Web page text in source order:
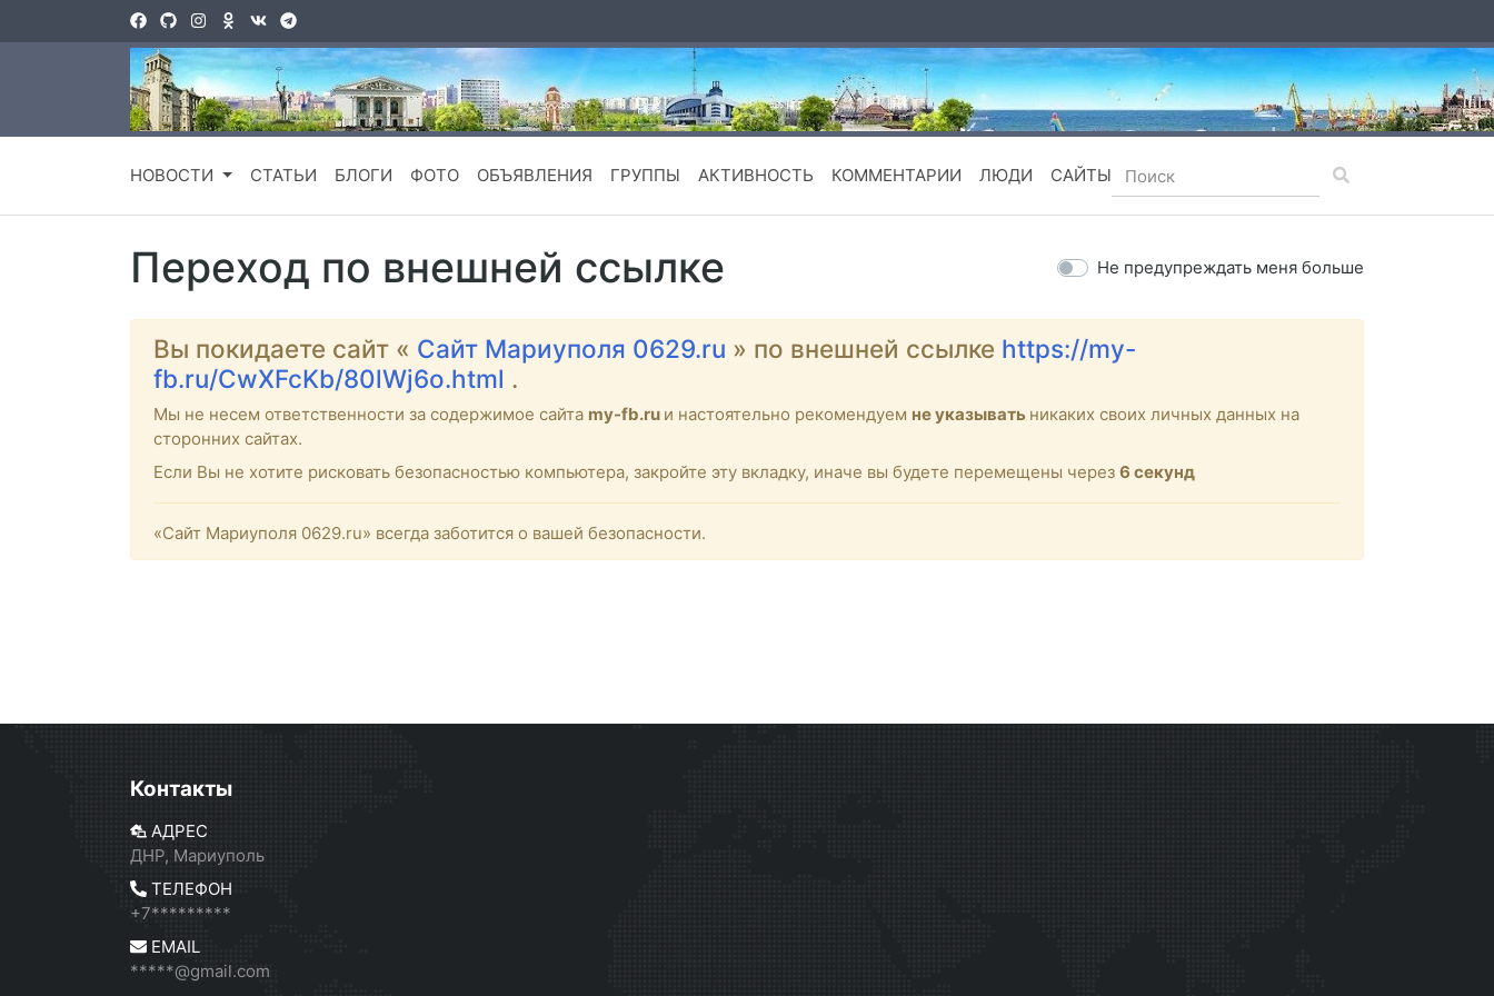
НОВОСТИ СТАТЬИ БЛОГИ ФОТО ОБЪЯВЛЕНИЯ ГРУППЫ АКТИВНОСТЬ КОММЕНТАРИИ ЛЮДИ САЙТЫ
Переход по внешней ссылке Не предупреждать меня больше
Вы покидаете сайт « Сайт Мариуполя 0629.ru » по внешней ссылке https://my-
fb.ru/CwXFcKb/80lWj6o.html .
Мы не несем ответственности за содержимое сайта my-fb.ru и настоятельно рекомендуем не указывать никаких своих личных данных на
сторонних сайтах.
Если Вы не хотите рисковать безопасностью компьютера, закройте эту вкладку, иначе вы будете перемещены через 6 секунд
«Сайт Мариуполя 0629.ru» всегда заботится о вашей безопасности.
Контакты
АДРЕС
ДНР, Мариуполь
ТЕЛЕФОН
+7*********
EMAIL
*****@gmail.com